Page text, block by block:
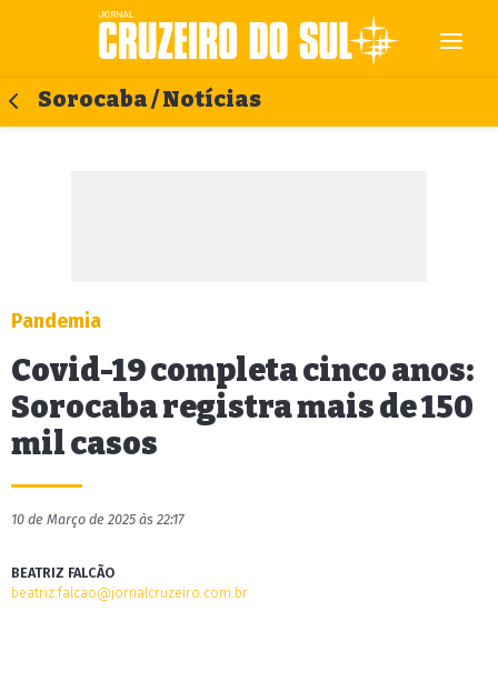
Sorocaba / Notícias
Pandemia
Covid-19 completa cinco anos:
Sorocaba registra mais de 150
mil casos
10 de Março de 2025 às 22:17
BEATRIZ FALCÃO
beatriz.falcao@jornalcruzeiro.com.br